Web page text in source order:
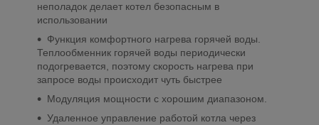
неполадок делает котел безопасным в
использовании
Функция комфортного нагрева горячей воды.
Теплообменник горячей воды периодически
подогревается, поэтому скорость нагрева при
запросе воды происходит чуть быстрее
Модуляция мощности с хорошим диапазоном.
Удаленное управление работой котла через